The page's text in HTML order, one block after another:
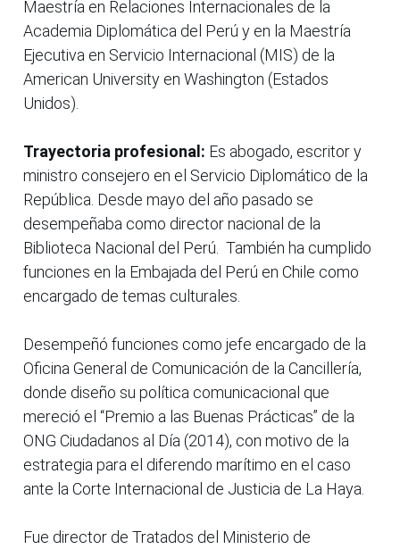
Maestría en Relaciones Internacionales de la
Academia Diplomática del Perú y en la Maestría
Ejecutiva en Servicio Internacional (MIS) de la
American University en Washington (Estados
Unidos).
Trayectoria profesional: Es abogado, escritor y
ministro consejero en el Servicio Diplomático de la
República. Desde mayo del año pasado se
desempeñaba como director nacional de la
Biblioteca Nacional del Perú. También ha cumplido
funciones en la Embajada del Perú en Chile como
encargado de temas culturales.
Desempeñó funciones como jefe encargado de la
Oficina General de Comunicación de la Cancillería,
donde diseño su política comunicacional que
mereció el “Premio a las Buenas Prácticas” de la
ONG Ciudadanos al Día (2014), con motivo de la
estrategia para el diferendo marítimo en el caso
ante la Corte Internacional de Justicia de La Haya.
Fue director de Tratados del Ministerio de